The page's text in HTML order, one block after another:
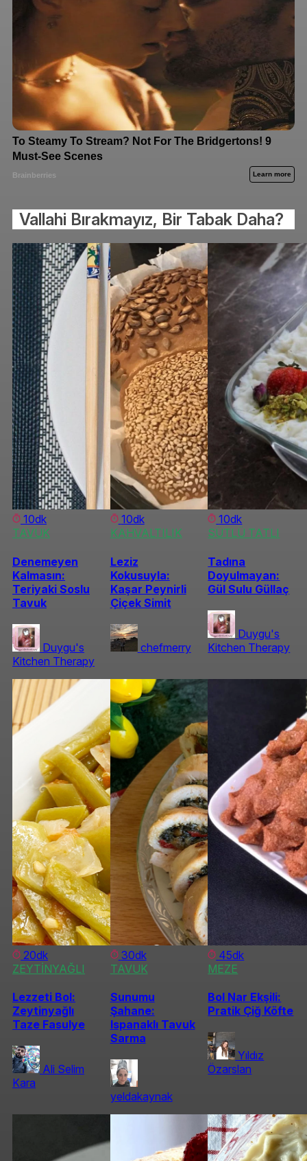
Vallahi Bırakmayız, Bir Tabak Daha?
10dk
TAVUK
Denemeyen
Kalmasın:
Teriyaki Soslu
Tavuk
Duygu's
Kitchen Therapy
10dk
KAHVALTILIK
Leziz
Kokusuyla:
Kaşar Peynirli
Çiçek Simit
chefmerry
10dk
SÜTLÜ TATLI
Tadına
Doyulmayan:
Gül Sulu Güllaç
Duygu's
Kitchen Therapy
20dk
ZEYTİNYAĞLI
Lezzeti Bol:
Zeytinyağlı
Taze Fasulye
Ali Selim
Kara
30dk
TAVUK
Sunumu
Şahane:
Ispanaklı Tavuk
Sarma
yeldakaynak
45dk
MEZE
Bol Nar Ekşili:
Pratik Çiğ Köfte
Yıldız
Özarslan